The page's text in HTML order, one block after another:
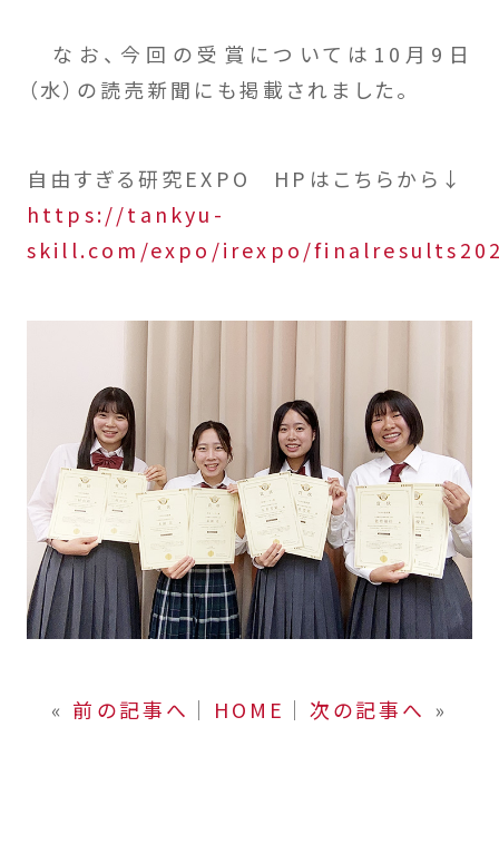
なお、今回の受賞については10月9日
（水）の読売新聞にも掲載されました。
自由すぎる研究EXPO HPはこちらから↓
https://tankyu-
skill.com/expo/irexpo/
« 前の記事へ │ HOME │ 次の記事へ »